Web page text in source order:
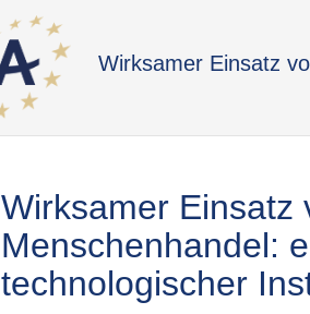
Wirksamer Einsatz
Wirksamer Einsatz
Menschenhandel:
technologischer